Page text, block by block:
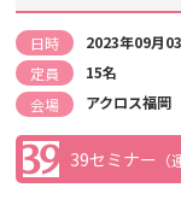
日時 2023年09月03
定員
15名
会場
アクロス福
39セミナー